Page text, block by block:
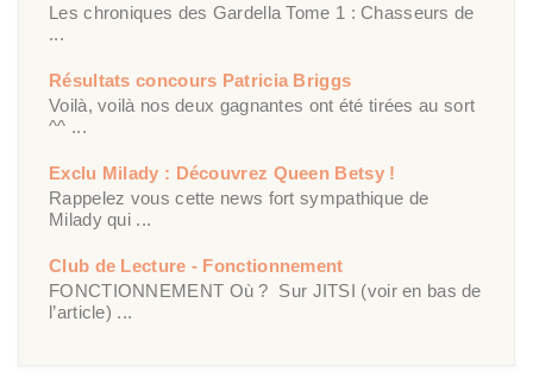
Les chroniques des Gardella Tome 1 : Chasseurs de
...
Résultats concours Patricia Briggs
Voilà, voilà nos deux gagnantes ont été tirées au sort
^^ ...
Exclu Milady : Découvrez Queen Betsy !
Rappelez vous cette news fort sympathique de
Milady qui ...
Club de Lecture - Fonctionnement
FONCTIONNEMENT Où ? Sur JITSI (voir en bas de
l’article) ...